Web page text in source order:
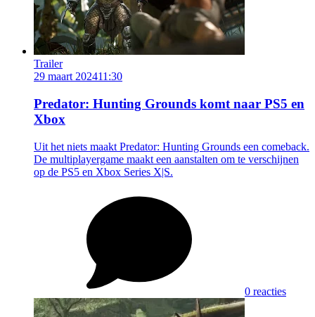
Trailer
29 maart 202411:30
Predator: Hunting Grounds komt naar PS5 en
Xbox
Uit het niets maakt Predator: Hunting Grounds een comeback.
De multiplayergame maakt een aanstalten om te verschijnen
op de PS5 en Xbox Series X|S.
0 reacties